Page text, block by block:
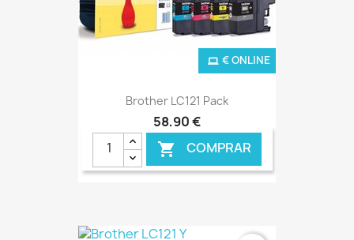
Brother LC121 Pack
58,90 €
 COMPRAR
€ ONLINE